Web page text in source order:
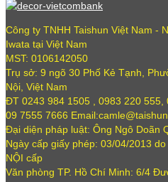
Công ty TNHH Taishun Việt Nam -
Iwata tại Việt Nam
MST: 0106142050
Trụ sở: 9 ngõ 30 Phố Kẻ Tạnh,
Nội, Việt Nam
ĐT 0243 984 1505 , 0983 220 555,
09 7555 7666
Đại diện pháp luật: Ông Ngô Doãn
Ngày cấp giấy phép: 03/04/2013
NỘI cấp
Văn phòng TP. Hồ Chí Minh: 6/4